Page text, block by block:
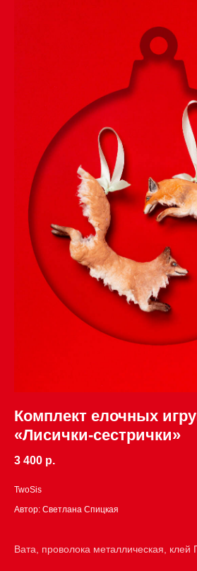
Комплект елочных
«Лисички-сестрички»
3 400 р.
TwoSis
Автор: Светлана Спицкая
Вата, проволока металлическая, клей